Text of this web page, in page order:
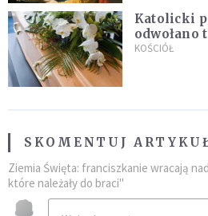
Katolicki
odwołano
KOŚCIÓŁ
SKOMENTUJ
Ziemia Święta: franciszkanie wracają
które należały do braci"